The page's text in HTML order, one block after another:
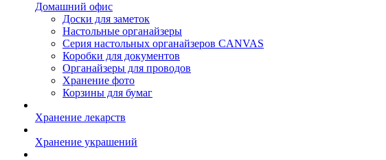
Домашний офис
Доски для заметок
Настольные органайзеры
Серия настольных органайзеров CANVAS
Коробки для документов
Органайзеры для проводов
Хранение фото
Корзины для бумаг
Хранение лекарств
Хранение украшений